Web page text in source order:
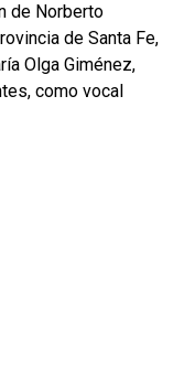
de Norberto
de Santa Fe,
Olga Giménez,
como vocal